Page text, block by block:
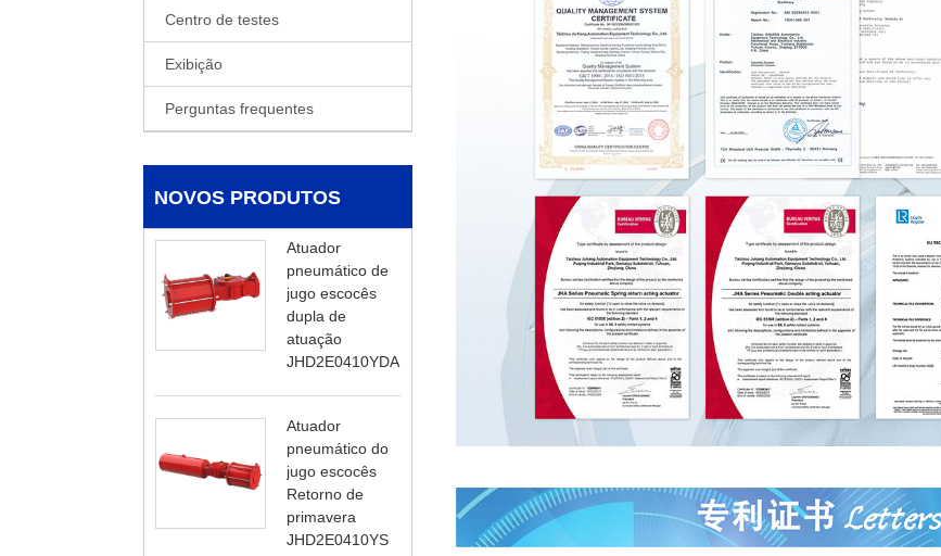
Centro de testes
Exibição
Perguntas frequentes
NOVOS PRODUTOS
Atuador
pneumático de
jugo escocês
dupla de
atuação
JHD2E0410YDA
Atuador
pneumático do
jugo escocês
Retorno de
primavera
JHD2E0410YS